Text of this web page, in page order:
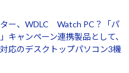
ー、WDLC Watch PC？「パ
キャンペーン連携製品として、
応のデスクトップパソコン3機